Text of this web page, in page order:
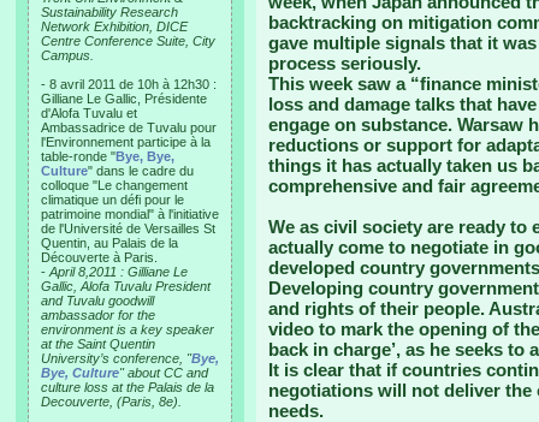
Sustainability Research
Network Exhibition, DICE
Centre Conference Suite, City
Campus.
- 8 avril 2011 de 10h à 12h30 :
Gilliane Le Gallic, Présidente
d'Alofa Tuvalu et
Ambassadrice de Tuvalu pour
l'Environnement participe à la
table-ronde "Bye, Bye,
Culture" dans le cadre du
colloque "Le changement
climatique un défi pour le
patrimoine mondial" à l'initiative
de l'Université de Versailles St
Quentin, au Palais de la
Découverte à Paris.
- April 8,2011 : Gilliane Le
Gallic, Alofa Tuvalu President
and Tuvalu goodwill
ambassador for the
environment is a key speaker
at the Saint Quentin
University’s conference, "Bye,
Bye, Culture" about CC and
culture loss at the Palais de la
Decouverte, (Paris, 8e).
backtracking on mitigation
gave multiple signals that it
process seriously.
This week saw a “finance
loss and damage talks that
engage on substance. Warsaw
reductions or support for
things it has actually taken us
comprehensive and fair
We as civil society are ready to
actually come to negotiate in
developed country
Developing country
and rights of their people.
video to mark the opening of
back in charge’, as he seeks to
It is clear that if countries
negotiations will not deliver
needs.